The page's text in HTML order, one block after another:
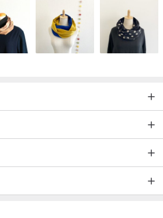
以每一副 / 每一支纹理和色泽会略有不
80%以上相似，请可以接受的朋友再订